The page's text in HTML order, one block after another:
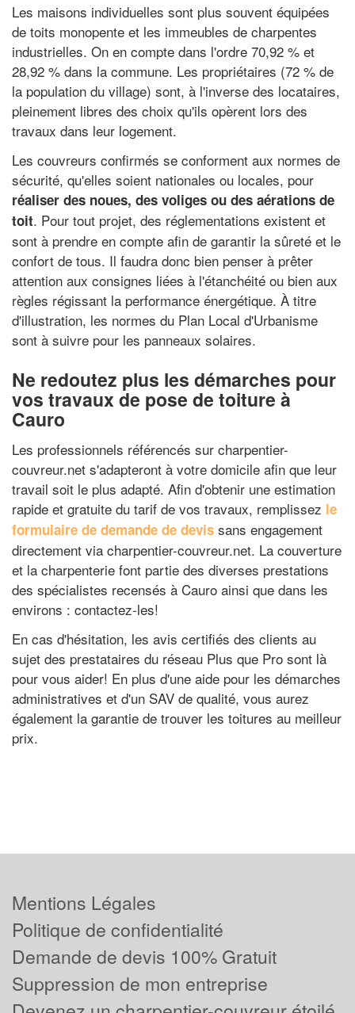
Les maisons individuelles sont plus souvent équipées
de toits monopente et les immeubles de charpentes
industrielles. On en compte dans l'ordre 70,92 % et
28,92 % dans la commune. Les propriétaires (72 % de
la population du village) sont, à l'inverse des locataires,
pleinement libres des choix qu'ils opèrent lors des
travaux dans leur logement.
Les couvreurs confirmés se conforment aux normes de
sécurité, qu'elles soient nationales ou locales, pour
réaliser des noues, des voliges ou des aérations de
toit. Pour tout projet, des réglementations existent et
sont à prendre en compte afin de garantir la sûreté et le
confort de tous. Il faudra donc bien penser à prêter
attention aux consignes liées à l'étanchéité ou bien aux
règles régissant la performance énergétique. À titre
d'illustration, les normes du Plan Local d'Urbanisme
sont à suivre pour les panneaux solaires.
Ne redoutez plus les démarches pour
vos travaux de pose de toiture à
Cauro
Les professionnels référencés sur charpentier-
couvreur.net s'adapteront à votre domicile afin que leur
travail soit le plus adapté. Afin d'obtenir une estimation
rapide et gratuite du tarif de vos travaux, remplissez le
formulaire de demande de devis sans engagement
directement via charpentier-couvreur.net. La couverture
et la charpenterie font partie des diverses prestations
des spécialistes recensés à Cauro ainsi que dans les
environs : contactez-les!
En cas d'hésitation, les avis certifiés des clients au
sujet des prestataires du réseau Plus que Pro sont là
pour vous aider! En plus d'une aide pour les démarches
administratives et d'un SAV de qualité, vous aurez
également la garantie de trouver les toitures au meilleur
prix.
Mentions Légales
Politique de confidentialité
Demande de devis 100% Gratuit
Suppression de mon entreprise